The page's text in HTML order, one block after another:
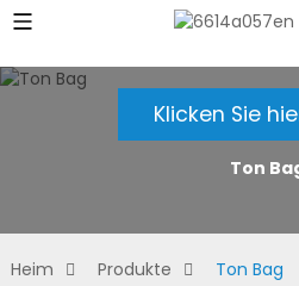
Klicken Sie
Ton
Heim Produkte Ton Bag